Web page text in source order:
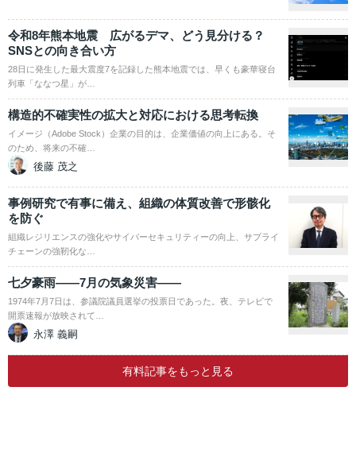
令和8年熊本地震 広がるデマ、どう見分ける？
SNSとの向き合い方
28日に発生した最大震度7を記録した熊本地震では、早くも豪華寝台
列車「ななつ星」が…
構造的不確実性の拡大と対応における思考転換
イメージ（Adobe Stock）企業の目的は、企業価値の向上にある。そ
のため、将来の不確…
後藤 茂之
事例研究で有事に備え、組織の体質改善で形骸化
を防ぐ
組織レジリエンスの強化やサイバーセキュリティーの向上、サプライ
チェーンの強靭化な…
七夕豪雨――7月の気象災害――
1974年7月7日は、参議院議員選挙の投票日であった。夜、テレビで
開票速報が放映されて…
永澤 義嗣
有料記事をもっと見る